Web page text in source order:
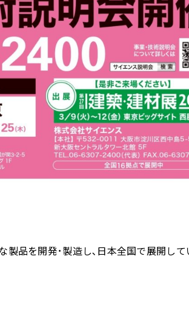
品を開発･製造し､日本全国で展開して